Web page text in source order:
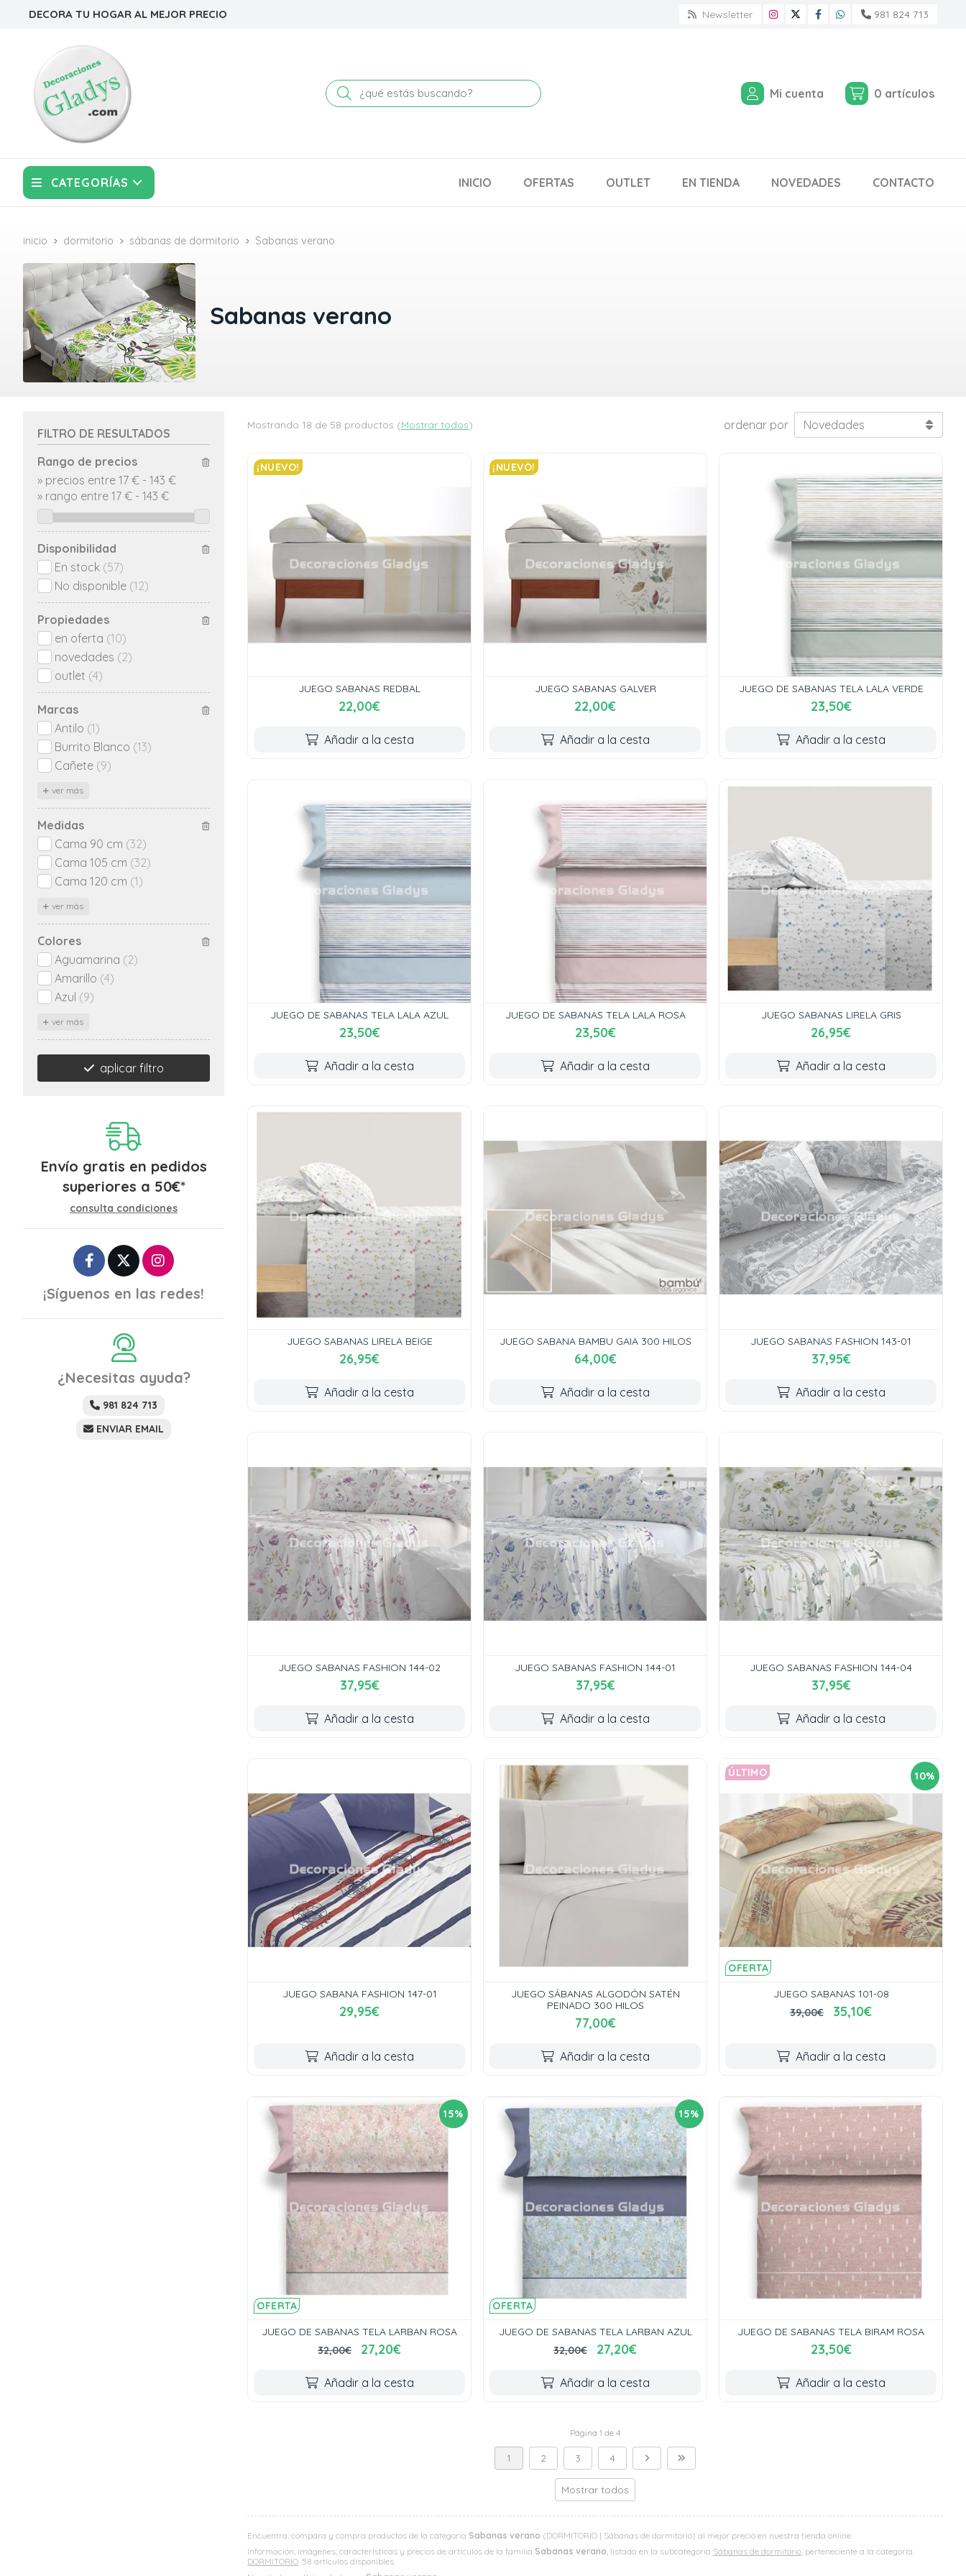
DECORA TU HOGAR AL MEJOR PRECIO Newsletter 981 824 713
Buscar Mi cuenta 0 artículos
CATEGORÍAS INICIO OFERTAS OUTLET EN TIENDA NOVEDADES CONTACTO
inicio dormitorio sábanas de dormitorio Sabanas verano
Sabanas verano
Encuentra, compara y compra productos de la categoría Sabanas verano (DORMITORIO | Sábanas de dormitorio) al mejor precio en nuestra tienda online.
Información, imágenes, características y precios de artículos de la familia Sabanas verano , listada en la subcategoría Sábanas de dormitorio , perteneciente a la categoría
DORMITORIO . 58 artículos disponibles.
Mostrando 18 de 58 productos (Mostrar todos) ordenar por
¡NUEVO!
JUEGO SABANAS REDBAL
22,00€
Añadir a la cesta
¡NUEVO!
JUEGO SABANAS GALVER
22,00€
Añadir a la cesta
JUEGO DE SABANAS TELA LALA VERDE
23,50€
Añadir a la cesta
JUEGO DE SABANAS TELA LALA AZUL
23,50€
Añadir a la cesta
JUEGO DE SABANAS TELA LALA ROSA
23,50€
Añadir a la cesta
JUEGO SABANAS LIRELA GRIS
26,95€
Añadir a la cesta
JUEGO SABANAS LIRELA BEIGE
26,95€
Añadir a la cesta
JUEGO SABANA BAMBU GAIA 300 HILOS
64,00€
Añadir a la cesta
JUEGO SABANAS FASHION 143-01
37,95€
Añadir a la cesta
JUEGO SABANAS FASHION 144-02
37,95€
Añadir a la cesta
JUEGO SABANAS FASHION 144-01
37,95€
Añadir a la cesta
JUEGO SABANAS FASHION 144-04
37,95€
Añadir a la cesta
JUEGO SABANA FASHION 147-01
29,95€
Añadir a la cesta
JUEGO SÁBANAS ALGODÓN SATÉN
PEINADO 300 HILOS
77,00€
Añadir a la cesta
10%
OFERTA
ÚLTIMO
JUEGO SABANAS 101-08
39,00€
35,10€
Añadir a la cesta
15%
OFERTA
JUEGO DE SABANAS TELA LARBAN ROSA
32,00€
27,20€
Añadir a la cesta
15%
OFERTA
JUEGO DE SABANAS TELA LARBAN AZUL
32,00€
27,20€
Añadir a la cesta
JUEGO DE SABANAS TELA BIRAM ROSA
23,50€
Añadir a la cesta
Página 1 de 4
1 2 3 4
Mostrar todos
FILTRO DE RESULTADOS
Rango de precios
» precios entre 17 € - 143 €
» rango entre 17 € - 143 €
Disponibilidad
En stock (57)
No disponible (12)
Propiedades
en oferta (10)
novedades (2)
outlet (4)
Marcas
Antilo (1)
Burrito Blanco (13)
Cañete (9)
ver más
Medidas
Cama 90 cm (32)
Cama 105 cm (32)
Cama 120 cm (1)
ver más
Colores
Aguamarina (2)
Amarillo (4)
Azul (9)
ver más
aplicar filtro
Envío gratis en pedidos
superiores a 50€*
consulta condiciones
¡Síguenos en las redes!
¿Necesitas ayuda?
981 824 713
ENVIAR EMAIL